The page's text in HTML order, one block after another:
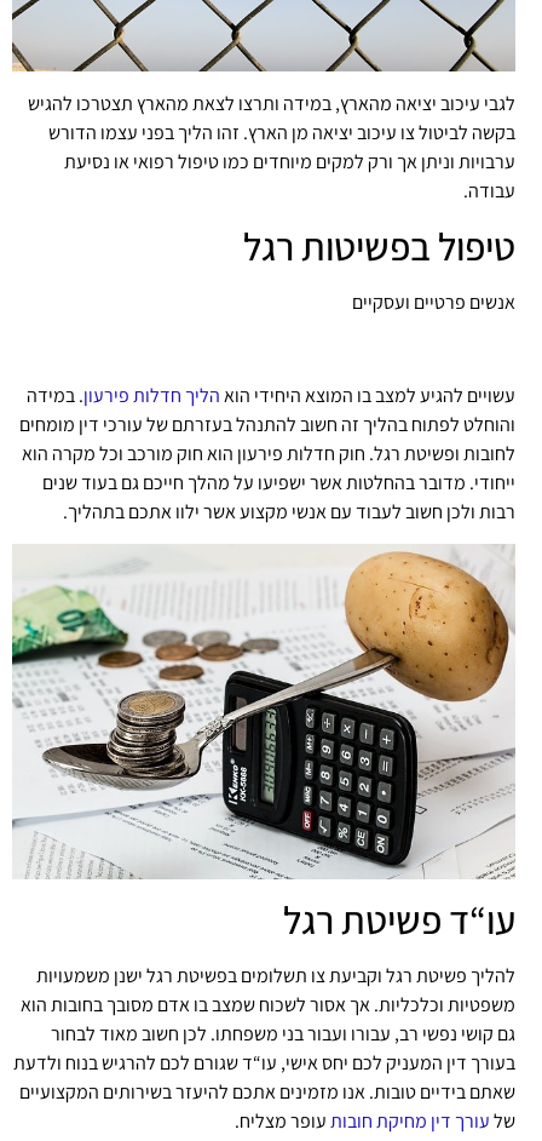
לגבי עיכוב יציאה מהארץ, במידה ותרצו לצאת מהארץ תצטרכו להגיש
בקשה לביטול צו עיכוב יציאה מן הארץ. זהו הליך בפני עצמו הדורש
ערבויות וניתן אך ורק למקים מיוחדים כמו טיפול רפואי או נסיעת
עבודה.
טיפול בפשיטות רגל
אנשים פרטיים ועסקיים
עשויים להגיע למצב בו המוצא היחידי הואהליך חדלות פירעון. במידה
והוחלט לפתוח בהליך זה חשוב להתנהל בעזרתם של עורכי דין מומחים
לחובות ופשיטת רגל. חוק חדלות פירעון הוא חוק מורכב וכל מקרה הוא
ייחודי. מדובר בהחלטות אשר ישפיעו על מהלך חייכם גם בעוד שנים
רבות ולכן חשוב לעבוד עם אנשי מקצוע אשר ילוו אתכם בתהליך.
עו“ד פשיטת רגל
להליך פשיטת רגל וקביעת צו תשלומים בפשיטת רגל ישנן משמעויות
משפטיות וכלכליות. אך אסור לשכוח שמצב בו אדם מסובך בחובות הוא
גם קושי נפשי רב, עבורו ועבור בני משפחתו. לכן חשוב מאוד לבחור
בעורך דין המעניק לכם יחס אישי, עו“ד שגורם לכם להרגיש בנוח ולדעת
שאתם בידיים טובות.אנו מזמינים אתכם להיעזר בשירותים המקצועיים
שלעורך דין מחיקת חובותעופר מצליח.